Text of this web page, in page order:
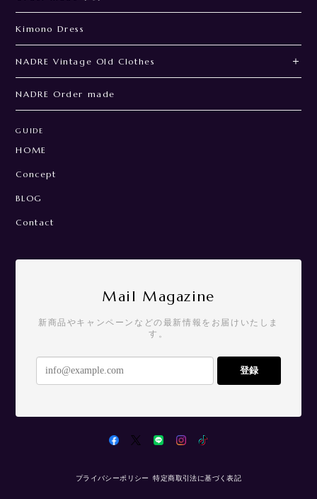
Kimono Dress
NADRE Vintage Old Clothes
NADRE Order made
GUIDE
HOME
Concept
BLOG
Contact
Mail Magazine
新商品やキャンペーンなどの最新情報をお届けいたしま
す。
登録
プライバシーポリシー 特定商取引法に基づく表記